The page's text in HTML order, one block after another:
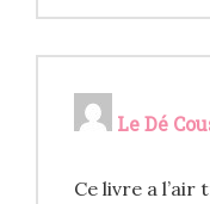
Le Dé
Ce livre a l’air